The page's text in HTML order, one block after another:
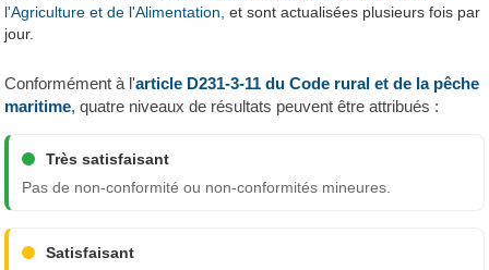
l'Agriculture et de l'Alimentation, et sont actualisées plusieurs fois par
jour.
Conformément à l'article D231-3-11 du Code rural et de la pêche
maritime, quatre niveaux de résultats peuvent être attribués :
Très satisfaisant
Pas de non-conformité ou non-conformités mineures.
Satisfaisant